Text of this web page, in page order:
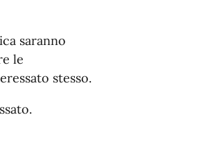
saranno
le
stesso.